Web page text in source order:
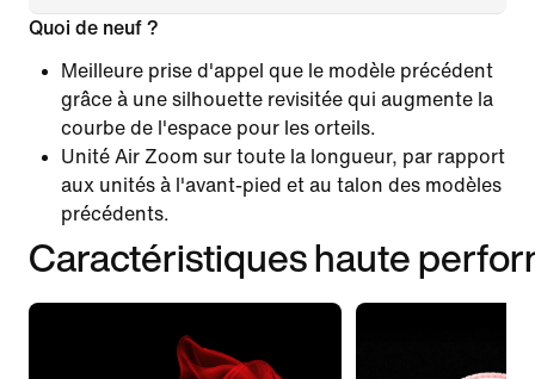
Quoi de neuf ?
Meilleure prise d'appel que le modèle précédent
grâce à une silhouette revisitée qui augmente la
courbe de l'espace pour les orteils.
Unité Air Zoom sur toute la longueur, par rapport
aux unités à l'avant-pied et au talon des modèles
précédents.
Caractéristiques haute